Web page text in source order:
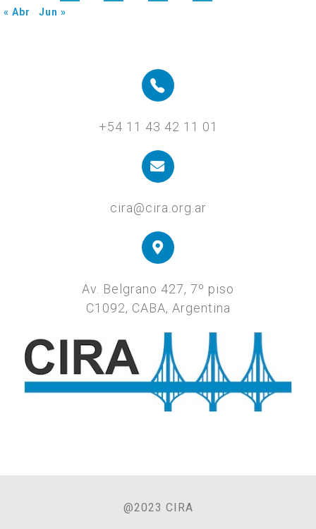
« Abr
Jun »
+54 11 43 42 11 01
cira@cira.org.ar
Av. Belgrano 427, 7º piso
C1092, CABA, Argentina
@2023 CIRA